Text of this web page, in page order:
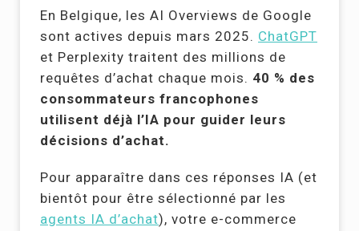
En Belgique, les AI Overviews de Google
sont actives depuis mars 2025. ChatGPT
et Perplexity traitent des millions de
requêtes d’achat chaque mois. 40 % des
consommateurs francophones
utilisent déjà l’IA pour guider leurs
décisions d’achat.
Pour apparaître dans ces réponses IA (et
bientôt pour être sélectionné par les
agents IA d’achat), votre e-commerce